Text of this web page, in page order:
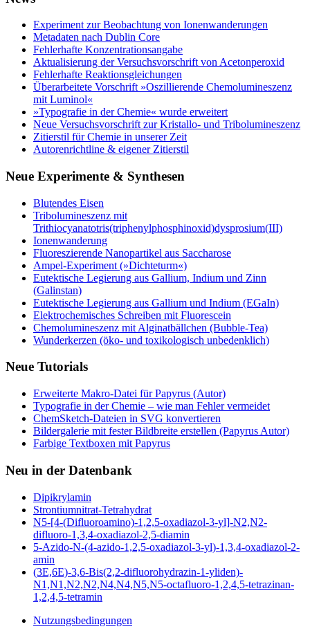
Experiment zur Beobachtung von Ionenwanderungen
Metadaten nach Dublin Core
Fehlerhafte Konzentrationsangabe
Aktualisierung der Versuchsvorschrift von Acetonperoxid
Fehlerhafte Reaktionsgleichungen
Überarbeitete Vorschrift »Oszillierende Chemolumineszenz
mit Luminol«
»Typografie in der Chemie« wurde erweitert
Neue Versuchsvorschrift zur Kristallo- und Tribolumineszenz
Zitierstil für Chemie in unserer Zeit
Autorenrichtline & eigener Zitierstil
Neue Experimente & Synthesen
Blutendes Eisen
Tribolumineszenz mit
Trithiocyanatotris(triphenylphosphinoxid)dysprosium(III)
Ionenwanderung
Fluoreszierende Nanopartikel aus Saccharose
Ampel-Experiment (»Dichteturm«)
Eutektische Legierung aus Gallium, Indium und Zinn
(Galinstan)
Eutektische Legierung aus Gallium und Indium (EGaIn)
Elektrochemisches Schreiben mit Fluorescein
Chemolumineszenz mit Alginatbällchen (Bubble-Tea)
Wunderkerzen (öko- und toxikologisch unbedenklich)
Neue Tutorials
Erweiterte Makro-Datei für Papyrus (Autor)
Typografie in der Chemie – wie man Fehler vermeidet
ChemSketch-Dateien in SVG konvertieren
Bildergalerie mit fester Bildbreite erstellen (Papyrus Autor)
Farbige Textboxen mit Papyrus
Neu in der Datenbank
Dipikrylamin
Strontiumnitrat-Tetrahydrat
N5-[4-(Difluoroamino)-1,2,5-oxadiazol-3-yl]-N2,N2-
difluoro-1,3,4-oxadiazol-2,5-diamin
5-Azido-N-(4-azido-1,2,5-oxadiazol-3-yl)-1,3,4-oxadiazol-2-
amin
(3E,6E)-3,6-Bis(2,2-difluorohydrazin-1-yliden)-
N1,N1,N2,N2,N4,N4,N5,N5-octafluoro-1,2,4,5-tetrazinan-
1,2,4,5-tetramin
Nutzungsbedingungen